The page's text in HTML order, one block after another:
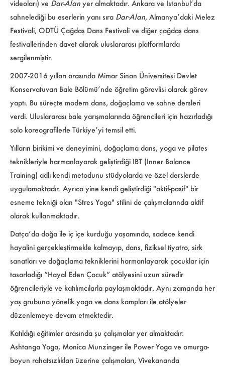
videoları) ve Dar-Alan yer almaktadır. Ankara ve İstanbul’da
sahnelediği bu eserlerin yanı sıra Dar-Alan, Almanya’daki Melez
Festivali, ODTÜ Çağdaş Dans Festivali ve diğer çağdaş dans
festivallerinden davet alarak uluslararası platformlarda
sergilenmiştir.
2007-2016 yılları arasında Mimar Sinan Üniversitesi Devlet
Konservatuvarı Bale Bölümü’nde öğretim görevlisi olarak görev
yaptı. Bu süreçte modern dans, doğaçlama ve sahne dersleri
verdi. Uluslararası bale yarışmalarında öğrencileri için hazırladığı
solo koreografilerle Türkiye’yi temsil etti.
Yılların birikimi ve deneyimini, doğaçlama dans, yoga ve pilates
teknikleriyle harmanlayarak geliştirdiği IBT (Inner Balance
Training) adlı kendi metodunu stüdyolarda ve özel derslerde
uygulamaktadır. Ayrıca yine kendi geliştirdiği "aktif-pasif" bir
esneme tekniği olan "Stres Yoga" stilini de çalışmalarında aktif
olarak kullanmaktadır.
Datça’da doğa ile iç içe kurduğu yaşamında, sadece kendi
hayalini gerçekleştirmekle kalmayıp, dans, fiziksel tiyatro, sirk
sanatları ve doğaçlama tekniklerini harmanlayarak çocuklar için
tasarladığı “Hayal Eden Çocuk” atölyesini uzun süredir
öğrencileriyle ve katılımcılarla paylaşmaktadır. Aynı zamanda her
yaş grubuna yönelik yoga ve dans kampları ile atölyeler
düzenlemeye devam etmektedir.
Katıldığı eğitimler arasında şu çalışmalar yer almaktadır:
Ashtanga Yoga, Monica Munzinger ile Power Yoga ve omurga-
boyun rahatsızlıkları üzerine çalışmaları, Vivekananda